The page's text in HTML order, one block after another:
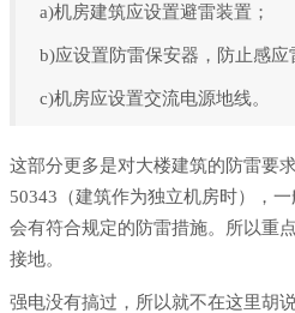
a)机房建筑应设置避雷装置；
b)应设置防雷保安器，防止感应
c)机房应设置交流电源地线。
这部分更多是对大楼建筑的防雷要
50343（建筑作为独立机房时），
会有符合规定的防雷措施。所以重
接地。
强电没有搞过，所以就不在这里胡